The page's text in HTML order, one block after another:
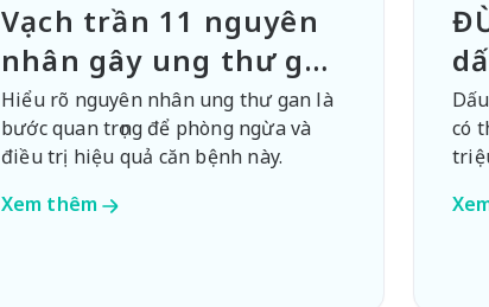
Vạch trần 11 nguyên
nhân gây ung thư gan
cho người Việt Nam
Hiểu rõ nguyên nhân ung thư gan là
bước quan trọng để phòng ngừa và
điều trị hiệu quả căn bệnh này.
Xem thêm
có